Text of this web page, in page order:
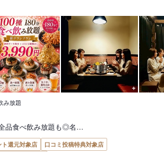
み放題
品食べ飲み放題も◎名…
ト還元対象店
口コミ投稿特典対象店